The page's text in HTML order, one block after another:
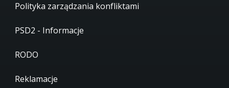
Polityka zarządzania konfliktami
PSD2 - Informacje
RODO
Reklamacje